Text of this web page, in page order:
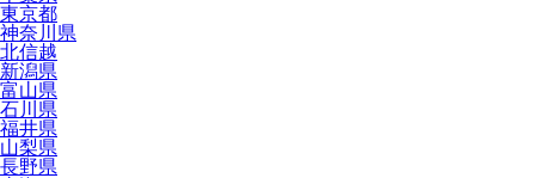
東京都
神奈川県
北信越
新潟県
富山県
石川県
福井県
山梨県
長野県